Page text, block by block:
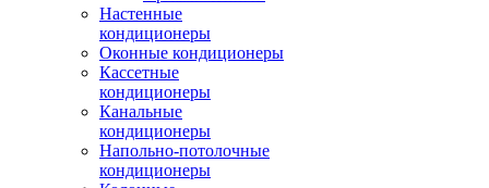
Настенные
кондиционеры
Оконные кондиционеры
Кассетные
кондиционеры
Канальные
кондиционеры
Напольно-потолочные
кондиционеры